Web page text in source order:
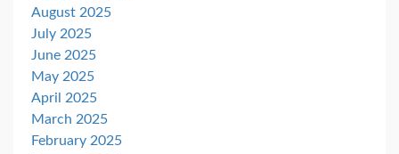
August 2025
July 2025
June 2025
May 2025
April 2025
March 2025
February 2025